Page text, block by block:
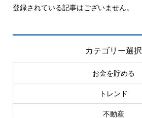
登録されている記事はございません。
カテゴリー選択
お金を貯める
トレンド
不動産